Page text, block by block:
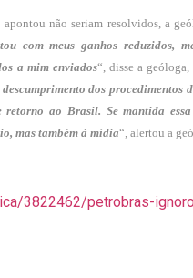
não seriam resolvidos, a
com meus ganhos reduzidos,
a mim enviados“, disse a
descumprimento dos procedimentos
retorno ao Brasil. Se mantida
mas também à mídia“, alertou a
3822462/petrobras-